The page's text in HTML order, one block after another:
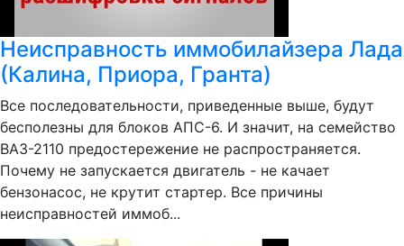
Неисправность иммобилайзера Лада
(Калина, Приора, Гранта)
Все последовательности, приведенные выше, будут
бесполезны для блоков АПС-6. И значит, на семейство
ВАЗ-2110 предостережение не распространяется.
Почему не запускается двигатель - не качает
бензонасос, не крутит стартер. Все причины
неисправностей иммоб...